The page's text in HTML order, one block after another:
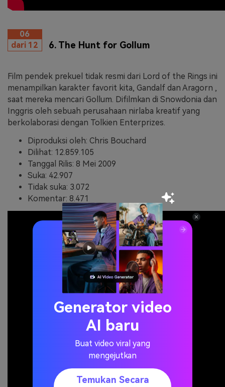
06
dari 12
6. The Hunt for Gollum
Film pendek prekuel tidak resmi dari Lord of the Rings ini
menampilkan karakter favorit kita, Gandalf dan Aragorn ,
saat mereka mencari Gollum. Difilmkan di Snowdonia dan
Inggris oleh sebuah perusahaan nirlaba kreatif yang
berkolaborasi dengan Tolkien Enterprizes.
Diproduksi oleh: Chris Bouchard
Dilihat: 12.859.105
Tanggal Rilis: 8 Mei 2009
Suka: 42.907
Tidak suka: 3.072
Komentar: 8.471
Generator video
AI baru
Buat video viral yang
mengejutkan
Temukan Secara